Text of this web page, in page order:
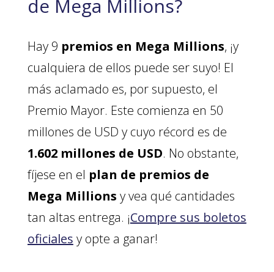
de Mega Millions?
Hay 9 premios en Mega Millions, ¡y
cualquiera de ellos puede ser suyo! El
más aclamado es, por supuesto, el
Premio Mayor. Este comienza en 50
millones de USD y cuyo récord es de
1.602 millones de USD. No obstante,
fíjese en el plan de premios de
Mega Millions y vea qué cantidades
tan altas entrega. ¡Compre sus boletos
oficiales y opte a ganar!